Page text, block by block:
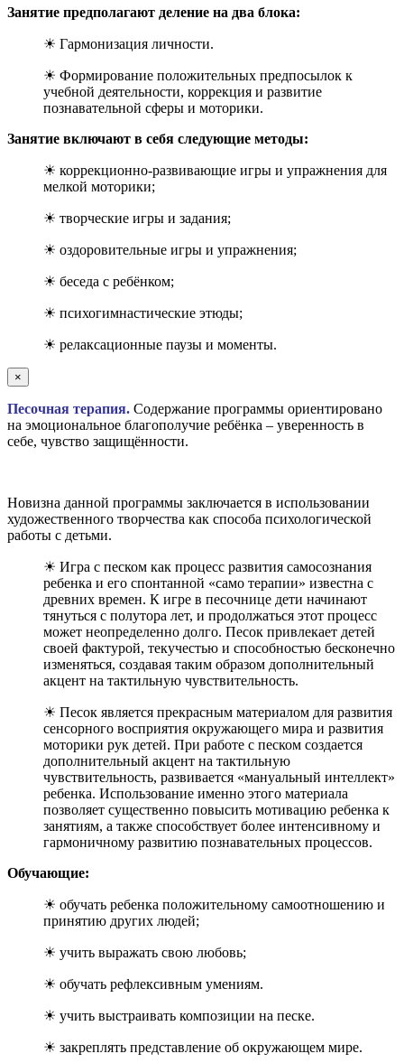
Занятие предполагают деление на два блока:
☀ Гармонизация личности.
☀ Формирование положительных предпосылок к
учебной деятельности, коррекция и развитие
познавательной сферы и моторики.
Занятие включают в себя следующие методы:
☀ коррекционно-развивающие игры и упражнения для
мелкой моторики;
☀ творческие игры и задания;
☀ оздоровительные игры и упражнения;
☀ беседа с ребёнком;
☀ психогимнастические этюды;
☀ релаксационные паузы и моменты.
×
Песочная терапия. Содержание программы ориентировано
на эмоциональное благополучие ребёнка – уверенность в
себе, чувство защищённости.
Новизна данной программы заключается в использовании
художественного творчества как способа психологической
работы с детьми.
☀ Игра с песком как процесс развития самосознания
ребенка и его спонтанной «само терапии» известна с
древних времен. К игре в песочнице дети начинают
тянуться с полутора лет, и продолжаться этот процесс
может неопределенно долго. Песок привлекает детей
своей фактурой, текучестью и способностью бесконечно
изменяться, создавая таким образом дополнительный
акцент на тактильную чувствительность.
☀ Песок является прекрасным материалом для развития
сенсорного восприятия окружающего мира и развития
моторики рук детей. При работе с песком создается
дополнительный акцент на тактильную
чувствительность, развивается «мануальный интеллект»
ребенка. Использование именно этого материала
позволяет существенно повысить мотивацию ребенка к
занятиям, а также способствует более интенсивному и
гармоничному развитию познавательных процессов.
Обучающие:
☀ обучать ребенка положительному самоотношению и
принятию других людей;
☀ учить выражать свою любовь;
☀ обучать рефлексивным умениям.
☀ учить выстраивать композиции на песке.
☀ закреплять представление об окружающем мире.